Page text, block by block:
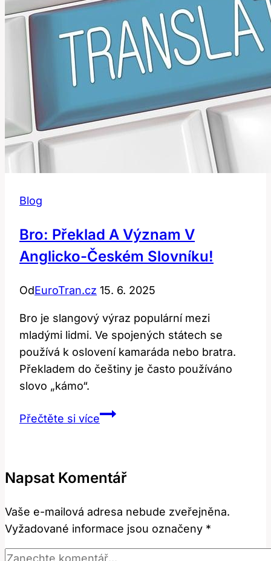
Blog
Bro: Překlad A Význam V
Anglicko-Českém Slovníku!
OdEuroTran.cz 15. 6. 2025
Bro je slangový výraz populární mezi
mladými lidmi. Ve spojených státech se
používá k oslovení kamaráda nebo bratra.
Překladem do češtiny je často používáno
slovo „kámo“.
Přečtěte si víceBro:
v
českém
slovníku!
Napsat Komentář
Vaše e-mailová adresa nebude zveřejněna.
Vyžadované informace jsou označeny *